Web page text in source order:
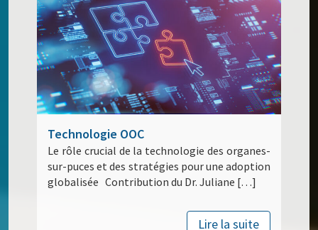
Technologie OOC
Le rôle crucial de la technologie des organes-
sur-puces et des stratégies pour une adoption
globalisée Contribution du Dr. Juliane […]
Lire la suite